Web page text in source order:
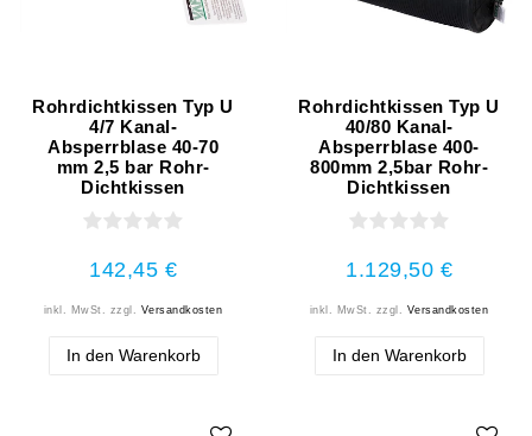
Rohrdichtkissen Typ U
4/7 Kanal-
Absperrblase 40-70
mm 2,5 bar Rohr-
Dichtkissen
142,45 €
inkl. MwSt. zzgl. Versandkosten
In den Warenkorb
Rohrdichtkissen Typ U
40/80 Kanal-
Absperrblase 400-
800mm 2,5bar Rohr-
Dichtkissen
1.129,50 €
inkl. MwSt. zzgl. Versandkosten
In den Warenkorb